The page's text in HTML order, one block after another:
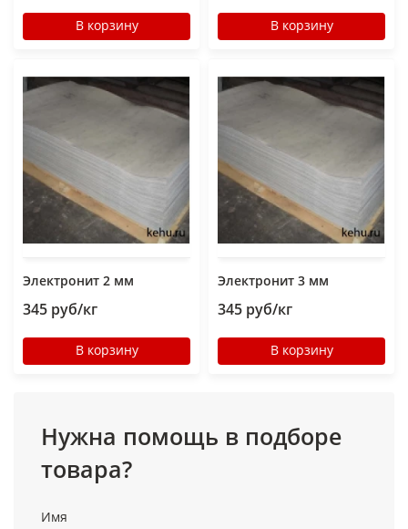
В корзину В корзину
Электронит 2 мм
345 руб/кг
В корзину
Электронит 3 мм
345 руб/кг
В корзину
Нужна помощь в подборе
товара?
Имя